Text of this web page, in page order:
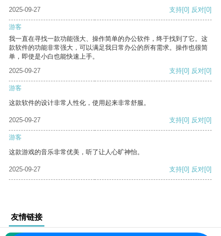
2025-09-27
支持[0] 反对[0]
游客
我一直在寻找一款功能强大、操作简单的办公软件，终于找到了它。这
款软件的功能非常强大，可以满足我日常办公的所有需求。操作也很简
单，即使是小白也能快速上手。
2025-09-27
支持[0] 反对[0]
游客
这款软件的设计非常人性化，使用起来非常舒服。
2025-09-27 支持[0] 反对[0]
游客
这款游戏的音乐非常优美，听了让人心旷神怡。
2025-09-27 支持[0] 反对[0]
友情链接